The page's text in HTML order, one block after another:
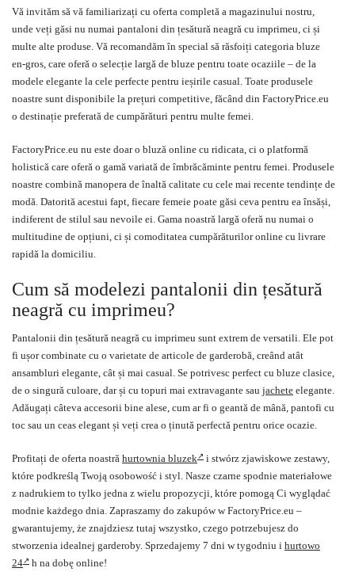
Vă invităm să vă familiarizați cu oferta completă a magazinului nostru,
unde veți găsi nu numai pantaloni din țesătură neagră cu imprimeu, ci și
multe alte produse. Vă recomandăm în special să răsfoiți categoria bluze
en-gros, care oferă o selecție largă de bluze pentru toate ocaziile – de la
modele elegante la cele perfecte pentru ieșirile casual. Toate produsele
noastre sunt disponibile la prețuri competitive, făcând din FactoryPrice.eu
o destinație preferată de cumpărături pentru multe femei.
FactoryPrice.eu nu este doar o bluză online cu ridicata, ci o platformă
holistică care oferă o gamă variată de îmbrăcăminte pentru femei. Produsele
noastre combină manopera de înaltă calitate cu cele mai recente tendințe de
modă. Datorită acestui fapt, fiecare femeie poate găsi ceva pentru ea însăși,
indiferent de stilul sau nevoile ei. Gama noastră largă oferă nu numai o
multitudine de opțiuni, ci și comoditatea cumpărăturilor online cu livrare
rapidă la domiciliu.
Cum să modelezi pantalonii din țesătură
neagră cu imprimeu?
Pantalonii din țesătură neagră cu imprimeu sunt extrem de versatili. Ele pot
fi ușor combinate cu o varietate de articole de garderobă, creând atât
ansambluri elegante, cât și mai casual. Se potrivesc perfect cu bluze clasice,
de o singură culoare, dar și cu topuri mai extravagante sau jachete elegante.
Adăugați câteva accesorii bine alese, cum ar fi o geantă de mână, pantofi cu
toc sau un ceas elegant și veți crea o ținută perfectă pentru orice ocazie.
Profitați de oferta noastră hurtownia bluzek
i stwórz zjawiskowe zestawy,
które podkreślą Twoją osobowość i styl. Nasze czarne spodnie materiałowe
z nadrukiem to tylko jedna z wielu propozycji, które pomogą Ci wyglądać
modnie każdego dnia. Zapraszamy do zakupów w FactoryPrice.eu –
gwarantujemy, że znajdziesz tutaj wszystko, czego potrzebujesz do
stworzenia idealnej garderoby. Sprzedajemy 7 dni w tygodniu i hurtowo
24
h na dobę online!